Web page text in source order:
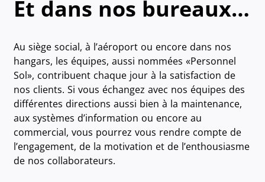
Et dans nos bureaux…
Au siège social, à l’aéroport ou encore dans nos
hangars, les équipes, aussi nommées «Personnel
Sol», contribuent chaque jour à la satisfaction de
nos clients. Si vous échangez avec nos équipes des
différentes directions aussi bien à la maintenance,
aux systèmes d’information ou encore au
commercial, vous pourrez vous rendre compte de
l’engagement, de la motivation et de l’enthousiasme
de nos collaborateurs.